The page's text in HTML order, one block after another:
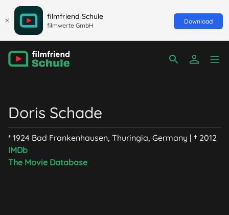
filmfriend Schule
filmwerte GmbH
Download
Doris Schade
* 1924 Bad Frankenhausen, Thuringia, Germany | † 2012
IMDb
The Movie Database